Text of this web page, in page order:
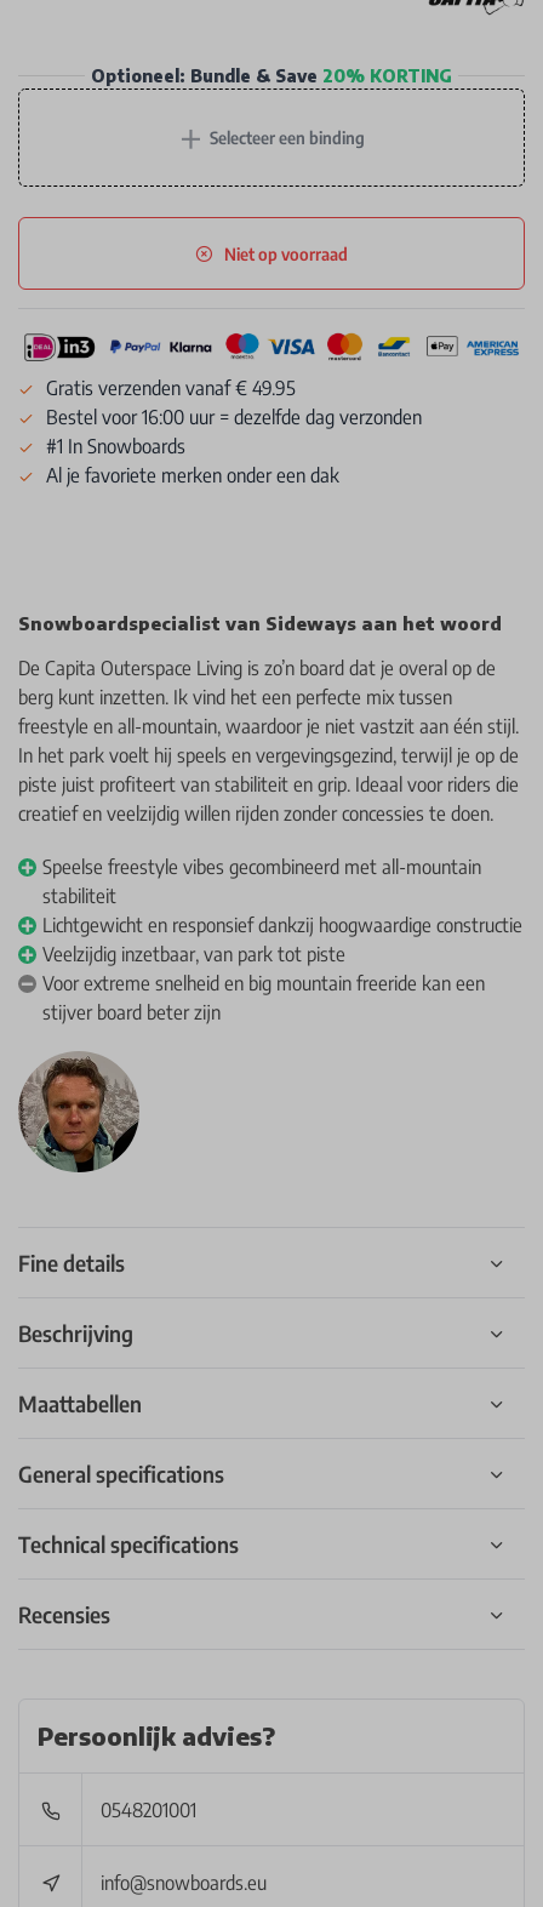
Optioneel: Bundle & Save 20% KORTING
+ Selecteer een binding
Niet op voorraad
Gratis verzenden vanaf € 49.95
Bestel voor 16:00 uur = dezelfde dag verzonden
#1 In Snowboards
Al je favoriete merken onder een dak
Snowboardspecialist van Sideways aan het woord
De Capita Outerspace Living is zo’n board dat je overal op de
berg kunt inzetten. Ik vind het een perfecte mix tussen
freestyle en all-mountain, waardoor je niet vastzit aan één stijl.
In het park voelt hij speels en vergevingsgezind, terwijl je op de
piste juist profiteert van stabiliteit en grip. Ideaal voor riders die
creatief en veelzijdig willen rijden zonder concessies te doen.
Speelse freestyle vibes gecombineerd met all-mountain
stabiliteit
Lichtgewicht en responsief dankzij hoogwaardige constructie
Veelzijdig inzetbaar, van park tot piste
Voor extreme snelheid en big mountain freeride kan een
stijver board beter zijn
Fine details
Beschrijving
Maattabellen
General specifications
Technical specifications
Recensies
Persoonlijk advies?
0548201001
info@snowboards.eu